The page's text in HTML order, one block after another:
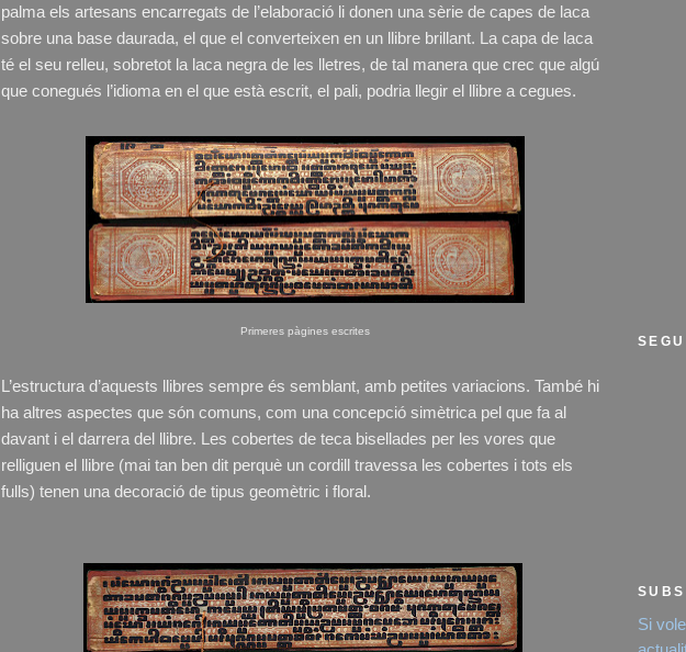
palma els artesans encarregats de l’elaboració li donen una sèrie de capes de laca
sobre una base daurada, el que el converteixen en un llibre brillant. La capa de laca
té el seu relleu, sobretot la laca negra de les lletres, de tal manera que crec que algú
que conegués l’idioma en el que està escrit, el pali, podria llegir el llibre a cegues.
Primeres pàgines escrites
L’estructura d’aquests llibres sempre és semblant, amb petites variacions. També hi
ha altres aspectes que són comuns, com una concepció simètrica pel que fa al
davant i el darrera del llibre. Les cobertes de teca bisellades per les vores que
relliguen el llibre (mai tan ben dit perquè un cordill travessa les cobertes i tots els
fulls) tenen una decoració de tipus geomètric i floral.
Si